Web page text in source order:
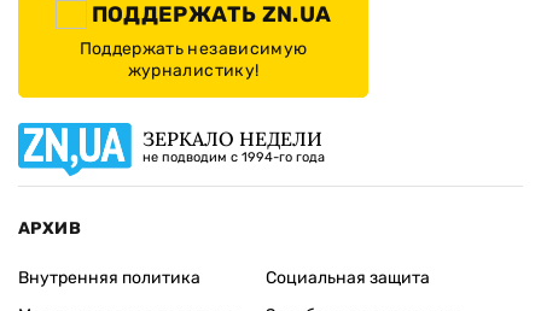
ПОДДЕРЖАТЬ ZN.UA
Поддержать независимую
журналистику!
ЗЕРКАЛО НЕДЕЛИ
не подводим с 1994-го года
АРХИВ
Внутренняя политика
Социальная защита